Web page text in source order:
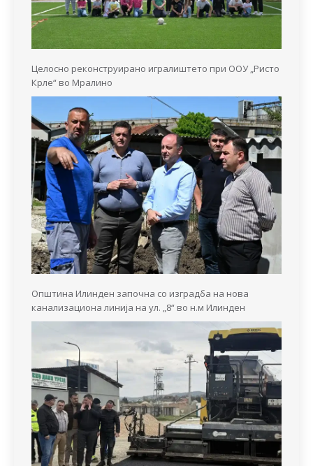
Целосно реконструирано игралиштето при ООУ „Ристо
Крле“ во Мралино
Општина Илинден започна со изградба на нова
канализациона линија на ул. „8“ во н.м Илинден